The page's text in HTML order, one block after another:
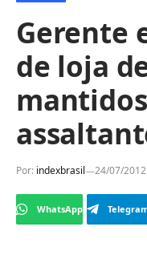
Gerente
de loja
Por: indexbrasil 24/07/2012
WhatsApp